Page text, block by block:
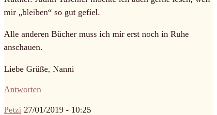
mir „bleiben“ so gut gefiel.
Alle anderen Bücher muss ich mir erst noch in Ruhe
anschauen.
Liebe Grüße, Nanni
Antworten
Petzi 27/01/2019 - 10:25